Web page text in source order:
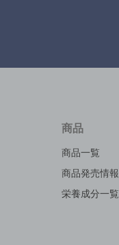
商品
商品一覧
商品発売情報
栄養成分一覧